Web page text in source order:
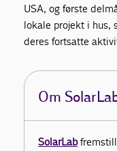
USA, og første
lokale projekt i hus,
deres fortsatte
Om
SolarLab